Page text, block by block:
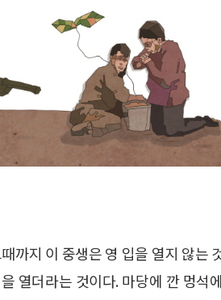
까지 이 중생은 영 입을 열지 않는
열더라는 것이다. 마당에 깐 멍석